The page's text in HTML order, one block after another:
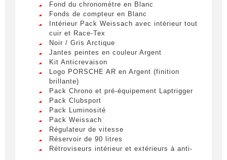
Obtenir des informations
Remplissez le formulaire ci-dessous pour être
recontacté afin d’obtenir des informations sur un
véhicule.
Civilité *
Fond du chronomètre en Blanc
Fonds de compteur en Blanc
Intérieur Pack Weissach avec intérieur tout
cuir et Race-Tex
Noir / Gris Arctique
Jantes peintes en couleur Argent
Kit Anticrevaison
Logo PORSCHE AR en Argent (finition
brillante)
Pack Chrono et pré-équipement Laptrigger
Pack Clubsport
Pack Luminosité
Pack Weissach
Régulateur de vitesse
Réservoir de 90 litres
Rétroviseurs intérieur et extérieurs à anti-